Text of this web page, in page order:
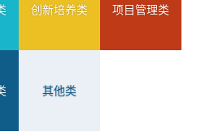
创新培养类 项目管理类
其他类